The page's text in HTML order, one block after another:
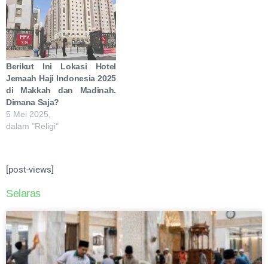
Berikut Ini Lokasi Hotel
Jemaah Haji Indonesia 2025
di Makkah dan Madinah.
Dimana Saja?
5 Mei 2025,
dalam "Religi"
[post-views]
Selaras